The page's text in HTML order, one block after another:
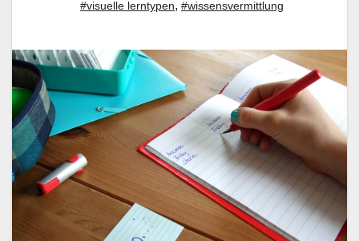
#visuelle lerntypen, #wissensvermittlung